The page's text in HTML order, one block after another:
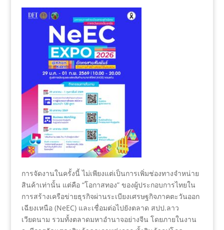
การจัดงานในครั้งนี้ ไม่เพียงแต่เป็นการเพิ่มช่องทางจำหน่าย
สินค้าเท่านั้น แต่คือ “โอกาสทอง” ของผู้ประกอบการไทยใน
การสร้างเครือข่ายธุรกิจผ่านระเบียงเศรษฐกิจภาคตะวันออก
เฉียงเหนือ (NeEC) และเชื่อมต่อไปยังตลาด สปป.ลาว
เวียดนาม รวมทั้งตลาดมหาอำนาจอย่างจีน โดยภายในงาน